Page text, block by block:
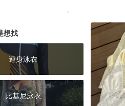
想找
連身泳衣
比基尼泳衣